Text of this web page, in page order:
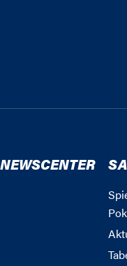
NEWSCENTER